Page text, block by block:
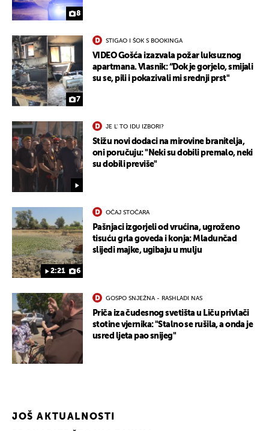
8
7
STIGAO I ŠOK S BOOKINGA
VIDEO Gošća izazvala požar luksuznog
apartmana. Vlasnik: “Dok je gorjelo, smijali
su se, pili i pokazivali mi srednji prst"
JE L' TO IDU IZBORI?
Stižu novi dodaci na mirovine branitelja,
oni poručuju: "Neki su dobili premalo, neki
su dobili previše"
2:21 6
OČAJ STOČARA
Pašnjaci izgorjeli od vrućina, ugroženo
tisuću grla goveda i konja: Mladunčad
slijedi majke, ugibaju u mulju
GOSPO SNJEŽNA - RASHLADI NAS
Priča iza čudesnog svetišta u Liču privlači
stotine vjernika: "Stalno se rušila, a onda je
usred ljeta pao snijeg"
JOŠ AKTUALNOSTI